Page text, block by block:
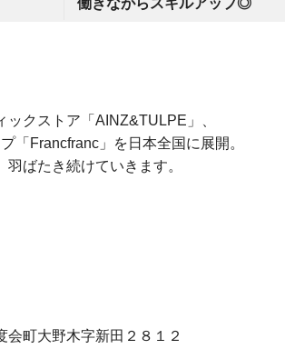
働きながらスキルアップ◎
ックストア「AINZ&TULPE」、
「Francfranc」を日本全国に展開。
ばたき続けていきます。
町大野木字新田２８１２